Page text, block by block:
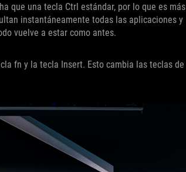
que una tecla Ctrl estándar, por lo que es más
instantáneamente todas las aplicaciones y
vuelve a estar como antes.
fn y la tecla Insert. Esto cambia las teclas de